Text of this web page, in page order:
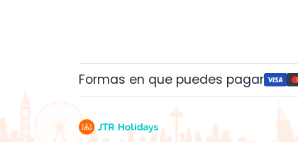
Formas en que puedes pagar